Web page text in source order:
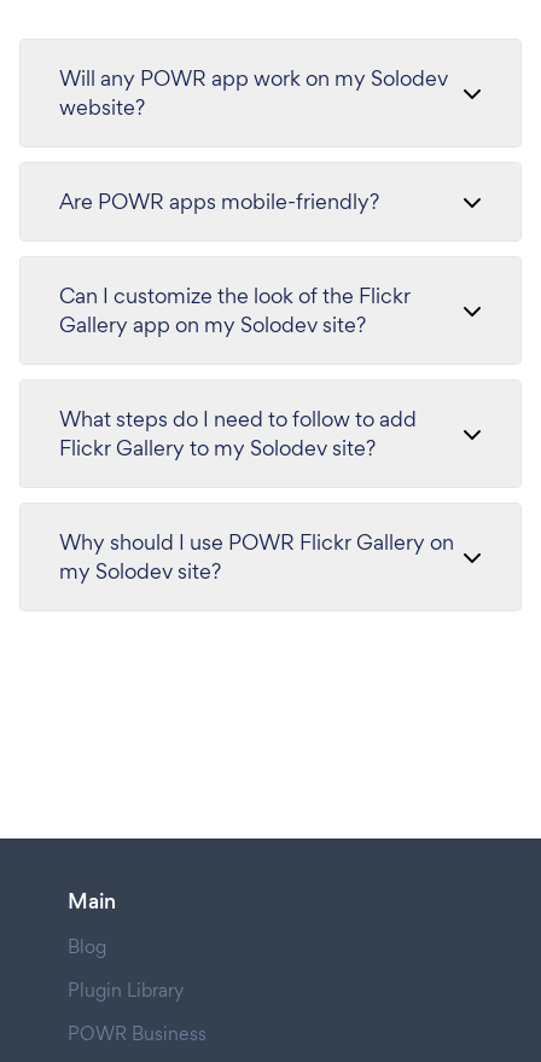
Will any POWR app work on my Solodev
website?
Are POWR apps mobile-friendly?
Can I customize the look of the Flickr
Gallery app on my Solodev site?
What steps do I need to follow to add
Flickr Gallery to my Solodev site?
Why should I use POWR Flickr Gallery on
my Solodev site?
Main
Blog
Plugin Library
POWR Business